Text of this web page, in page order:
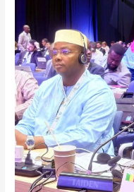
réélu
au
Conseil
d’Administration
de
l’Union
Postale
Universelle